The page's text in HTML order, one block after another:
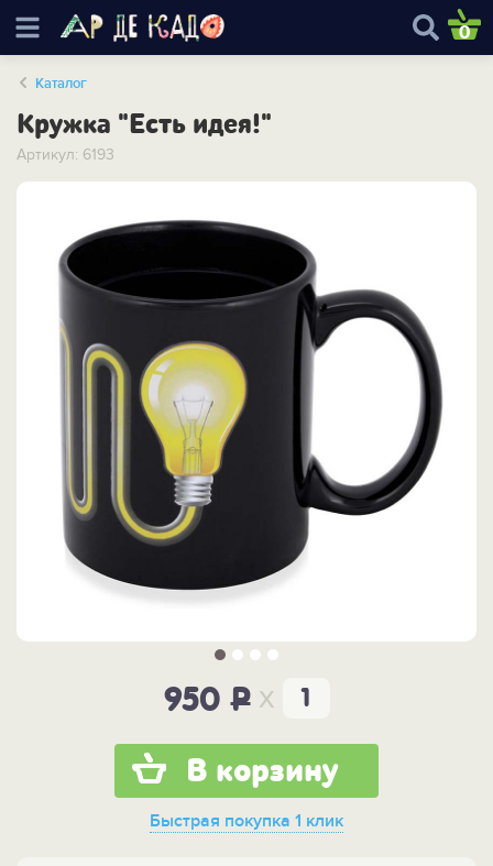
0
Каталог
Кружка "Есть идея!"
Артикул: 6193
950P x
В корзину
Быстрая покупка 1 клик